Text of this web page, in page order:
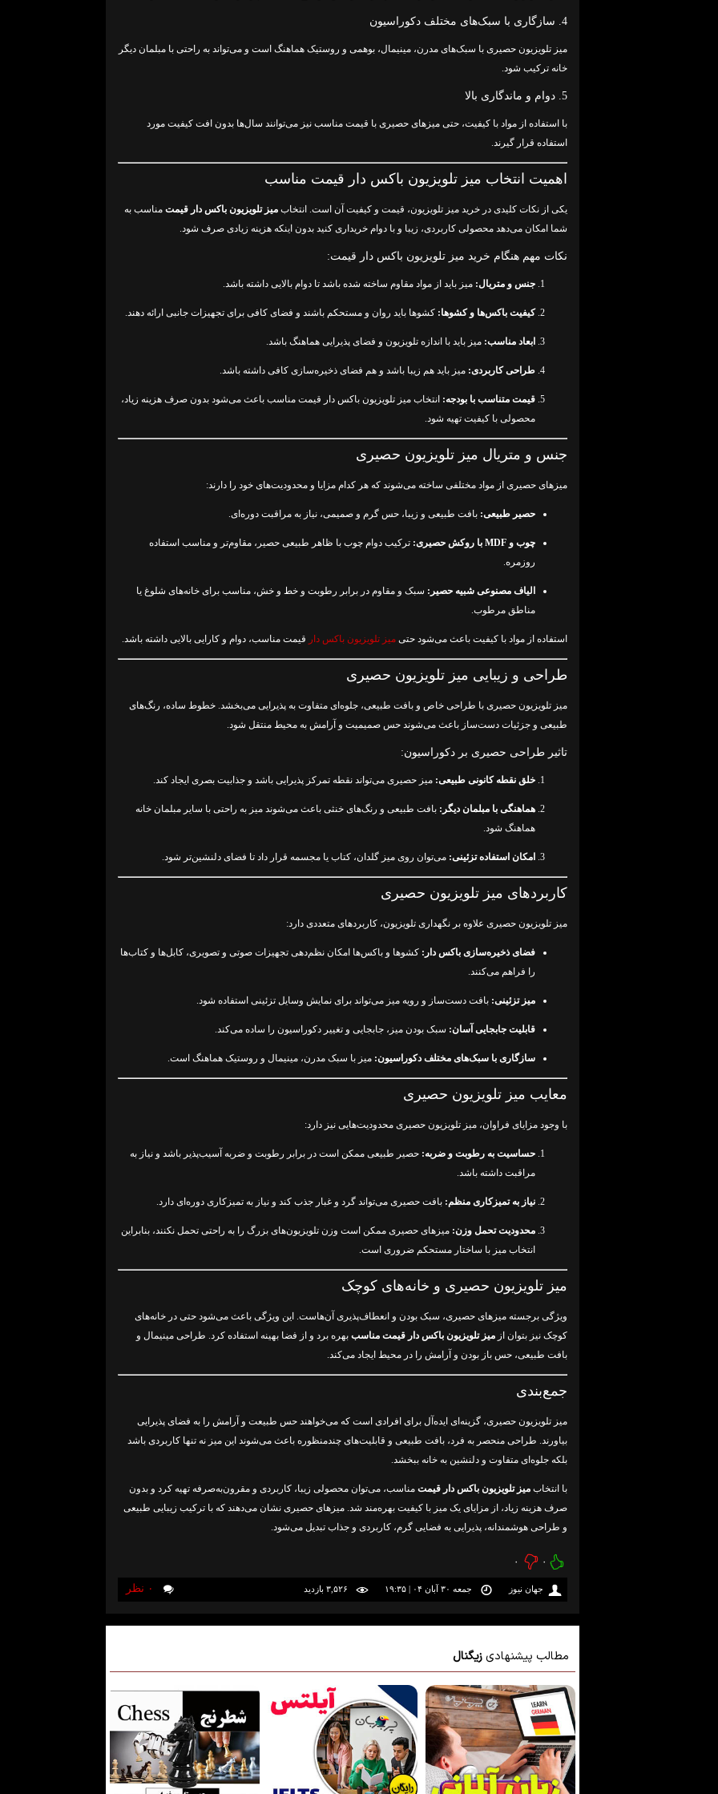
4. سازگاری با سبک‌های مختلف دکوراسیون
میز تلویزیون حصیری با سبک‌های مدرن، مینیمال، بوهمی و روستیک هماهنگ است و می‌تواند به راحتی با مبلمان دیگر
خانه ترکیب شود.
5. دوام و ماندگاری بالا
با استفاده از مواد با کیفیت، حتی میزهای حصیری با قیمت مناسب نیز می‌توانند سال‌ها بدون افت کیفیت مورد
استفاده قرار گیرند.
اهمیت انتخاب میز تلویزیون باکس دار قیمت مناسب
یکی از نکات کلیدی در خرید میز تلویزیون، قیمت و کیفیت آن است. انتخاب میز تلویزیون باکس دار قیمتمناسب به
شما امکان می‌دهد محصولی کاربردی، زیبا و با دوام خریداری کنید بدون اینکه هزینه زیادی صرف شود.
نکات مهم هنگام خرید میز تلویزیون باکس دار قیمت:
جنس و متریال: میز باید از مواد مقاوم ساخته شده باشد تا دوام بالایی داشته باشد.
کیفیت باکس‌ها و کشوها: کشوها باید روان و مستحکم باشند و فضای کافی برای تجهیزات جانبی ارائه دهند.
ابعاد مناسب: میز باید با اندازه تلویزیون و فضای پذیرایی هماهنگ باشد.
طراحی کاربردی: میز باید هم زیبا باشد و هم فضای ذخیره‌سازی کافی داشته باشد.
قیمت متناسب با بودجه: انتخاب میز تلویزیون باکس دار قیمت مناسب باعث می‌شود بدون صرف هزینه زیاد،
محصولی با کیفیت تهیه شود.
جنس و متریال میز تلویزیون حصیری
میزهای حصیری از مواد مختلفی ساخته می‌شوند که هر کدام مزایا و محدودیت‌های خود را دارند:
حصیر طبیعی: بافت طبیعی و زیبا، حس گرم و صمیمی، نیاز به مراقبت دوره‌ای.
چوب و MDF با روکش حصیری:
ترکیب دوام چوب با ظاهر طبیعی حصیر، مقاوم‌تر و مناسب استفاده
روزمره.
الیاف مصنوعی شبیه حصیر: سبک و مقاوم در برابر رطوبت و خط و خش، مناسب برای خانه‌های شلوغ یا
مناطق مرطوب.
استفاده از مواد با کیفیت باعث می‌شود حتی میز تلویزیون باکس دار قیمت مناسب، دوام و کارایی بالایی داشته باشد.
طراحی و زیبایی میز تلویزیون حصیری
میز تلویزیون حصیری با طراحی خاص و بافت طبیعی، جلوه‌ای متفاوت به پذیرایی می‌بخشد. خطوط ساده، رنگ‌های
طبیعی و جزئیات دست‌ساز باعث می‌شوند حس صمیمیت و آرامش به محیط منتقل شود.
تاثیر طراحی حصیری بر دکوراسیون:
خلق نقطه کانونی طبیعی: میز حصیری می‌تواند نقطه تمرکز پذیرایی باشد و جذابیت بصری ایجاد کند.
هماهنگی با مبلمان دیگر: بافت طبیعی و رنگ‌های خنثی باعث می‌شوند میز به راحتی با سایر مبلمان خانه
هماهنگ شود.
امکان استفاده تزئینی: می‌توان روی میز گلدان، کتاب یا مجسمه قرار داد تا فضای دلنشین‌تر شود.
کاربردهای میز تلویزیون حصیری
میز تلویزیون حصیری علاوه بر نگهداری تلویزیون، کاربردهای متعددی دارد:
فضای ذخیره‌سازی باکس دار: کشوها و باکس‌ها امکان نظم‌دهی تجهیزات صوتی و تصویری، کابل‌ها و کتاب‌ها
را فراهم می‌کنند.
میز تزئینی: بافت دست‌ساز و رویه میز می‌تواند برای نمایش وسایل تزئینی استفاده شود.
قابلیت جابجایی آسان: سبک بودن میز، جابجایی و تغییر دکوراسیون را ساده می‌کند.
سازگاری با سبک‌های مختلف دکوراسیون: میز با سبک مدرن، مینیمال و روستیک هماهنگ است.
معایب میز تلویزیون حصیری
با وجود مزایای فراوان، میز تلویزیون حصیری محدودیت‌هایی نیز دارد:
حساسیت به رطوبت و ضربه: حصیر طبیعی ممکن است در برابر رطوبت و ضربه آسیب‌پذیر باشد و نیاز به
مراقبت داشته باشد.
نیاز به تمیزکاری منظم: بافت حصیری می‌تواند گرد و غبار جذب کند و نیاز به تمیزکاری دوره‌ای دارد.
محدودیت تحمل وزن: میزهای حصیری ممکن است وزن تلویزیون‌های بزرگ را به راحتی تحمل نکنند، بنابراین
انتخاب میز با ساختار مستحکم ضروری است.
میز تلویزیون حصیری و خانه‌های کوچک
ویژگی برجسته میزهای حصیری، سبک بودن و انعطاف‌پذیری آن‌هاست. این ویژگی باعث می‌شود حتی در خانه‌های
کوچک نیز بتوان از میز تلویزیون باکس دار قیمت مناسببهره برد و از فضا بهینه استفاده کرد. طراحی مینیمال و
بافت طبیعی، حس باز بودن و آرامش را در محیط ایجاد می‌کند.
جمع‌بندی
میز تلویزیون حصیری، گزینه‌ای ایده‌آل برای افرادی است که می‌خواهند حس طبیعت و آرامش را به فضای پذیرایی
بیاورند. طراحی منحصر به فرد، بافت طبیعی و قابلیت‌های چندمنظوره باعث می‌شوند این میز نه تنها کاربردی باشد
بلکه جلوه‌ای متفاوت و دلنشین به خانه ببخشد.
با انتخاب میز تلویزیون باکس دار قیمتمناسب، می‌توان محصولی زیبا، کاربردی و مقرون‌به‌صرفه تهیه کرد و بدون
صرف هزینه زیاد، از مزایای یک میز با کیفیت بهره‌مند شد. میزهای حصیری نشان می‌دهند که با ترکیب زیبایی طبیعی
و طراحی هوشمندانه، پذیرایی به فضایی گرم، کاربردی و جذاب تبدیل می‌شود.
۰ ۰
جهان نیوز جمعه ۳۰ آبان ۰۴ | ۱۹:۳۵ ۰ نظر